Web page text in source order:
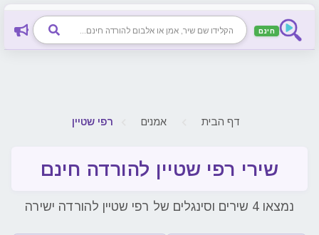
חינם
דף הבית אמנים רפי שטיין
שירי רפי שטיין להורדה חינם
נמצאו 4 שירים וסינגלים של רפי שטיין להורדה ישירה